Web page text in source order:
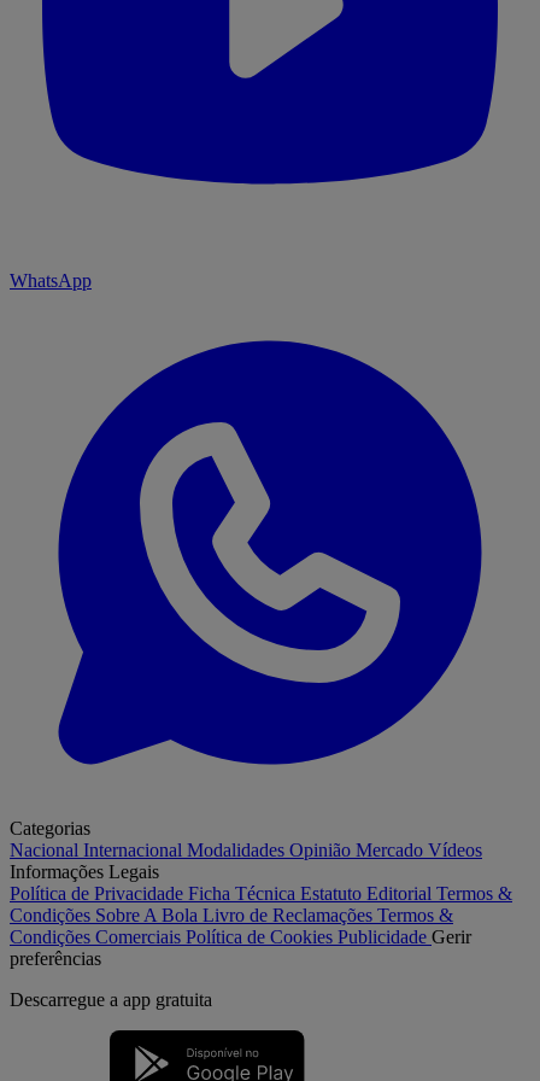
WhatsApp
Categorias
Nacional Internacional Modalidades Opinião Mercado Vídeos
Informações Legais
Política de Privacidade Ficha Técnica Estatuto Editorial Termos &
Condições Sobre A Bola Livro de Reclamações Termos &
Condições Comerciais Política de Cookies Publicidade Gerir
preferências
Descarregue a app gratuita